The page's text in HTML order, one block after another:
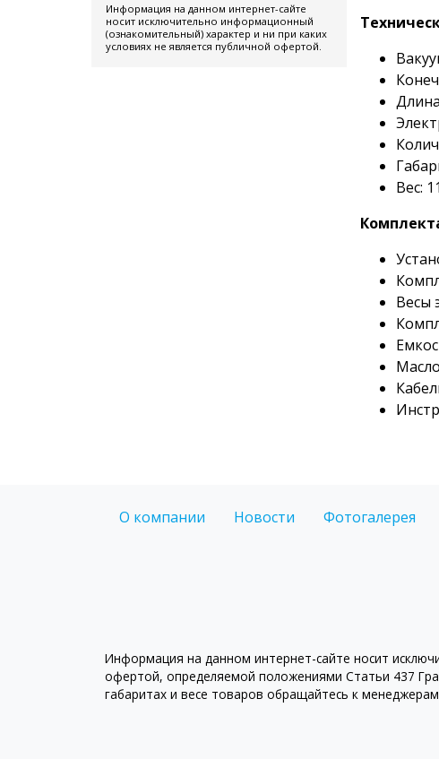
Информация на данном интернет-сайте
носит исключительно информационный
(ознакомительный) характер и ни при каких
условиях не является публичной офертой.
Вес:
Весы
О компании Новости Фотогалерея
Информация на данном интернет-сайте носит
офертой, определяемой положениями Статьи 437
габаритах и весе товаров обращайтесь к